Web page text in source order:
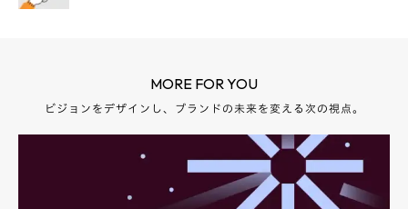
MORE FOR YOU
ビジョンをデザインし、ブランドの未来を変える次の視点。